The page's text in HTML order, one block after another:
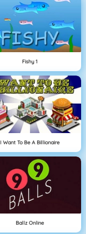
Fishy 1
I Want To Be A Billionaire
Ballz Online